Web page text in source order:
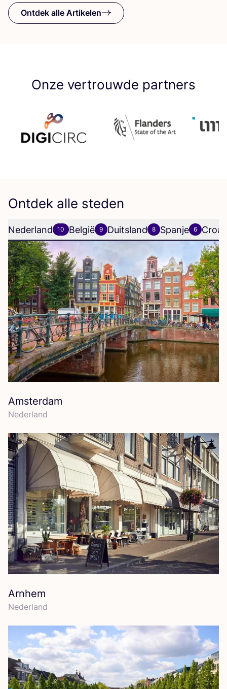
Ontdek alle Artikelen
Onze vertrouwde partners
Ontdek alle steden
Nederland 10 België 9 Duitsland 8 Spanje 6
Amsterdam
Neder­land
Arnhem
Neder­land